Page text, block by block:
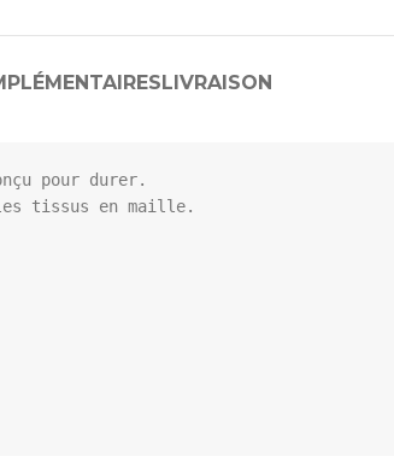
LIVRAISON
pour durer.
tissus en maille.